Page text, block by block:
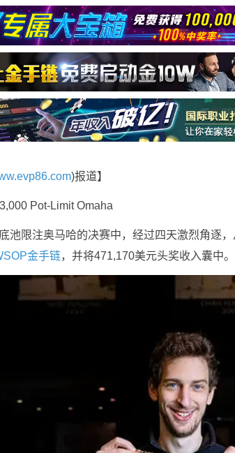
)报道】
Pot-Limit Omaha
池限注奥马哈的决赛中，经过四天激烈角逐
金手链，并将471,170美元头奖收入囊中。